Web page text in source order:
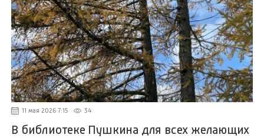
11 мая 2026 7:15 34
В библиотеке Пушкина для всех желающих